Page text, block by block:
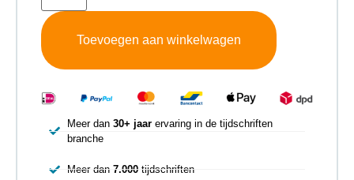
Toevoegen aan winkelwagen
Meer dan 30+ jaarervaring in de tijdschriften
branche
Meer dan 7.000tijdschriften